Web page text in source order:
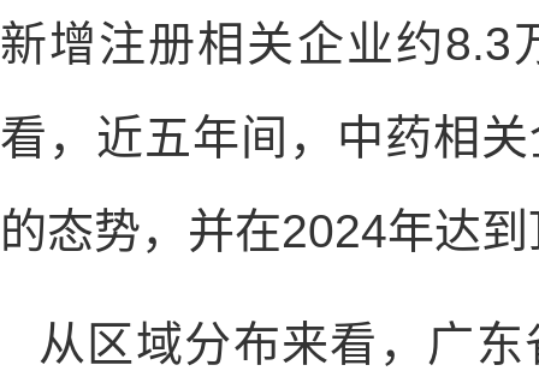
新增注册相关企业约8.3
看，近五年间，中药相
的态势，并在2024年达
从区域分布来看，广